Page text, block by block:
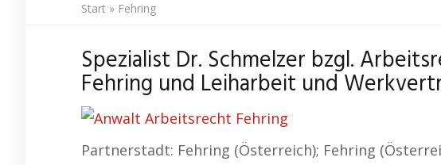
Anwalt
Start » Fehring
Spezialist Dr. Schmelzer bzgl.
Fehring und Leiharbeit und
Partnerstadt: Fehring (Österreich); Fehring